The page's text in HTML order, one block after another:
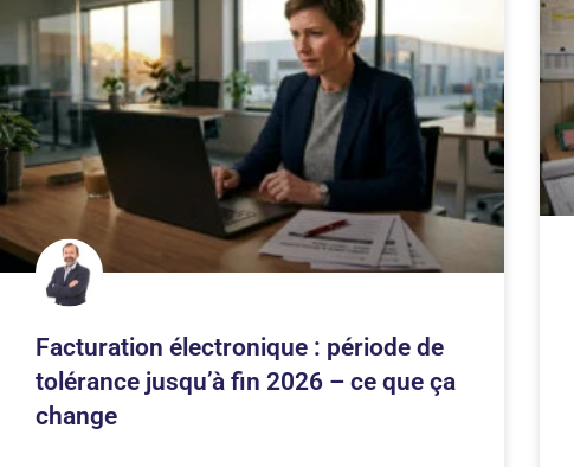
Facturation électronique : période de
tolérance jusqu’à fin 2026 – ce que ça
change